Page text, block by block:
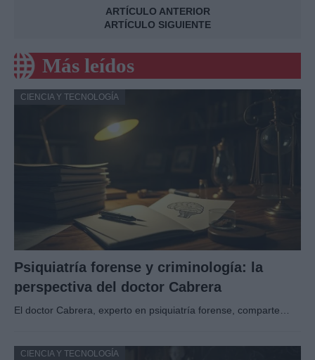
ARTÍCULO ANTERIOR
ARTÍCULO SIGUIENTE
Más leídos
CIENCIA Y TECNOLOGÍA
Psiquiatría forense y criminología: la
perspectiva del doctor Cabrera
El doctor Cabrera, experto en psiquiatría forense, comparte…
CIENCIA Y TECNOLOGÍA